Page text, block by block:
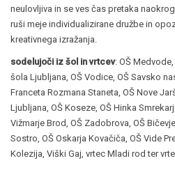
neulovljiva in se ves čas pretaka
ruši meje individualizirane družbe in
kreativnega izražanja.
sodelujoči iz šol in vrtcev: OŠ Medvode,
šola Ljubljana, OŠ Vodice, OŠ Savsko
Franceta Rozmana Staneta, OŠ Nove
Ljubljana, OŠ Koseze, OŠ Hinka
Vižmarje Brod, OŠ Zadobrova, OŠ
Sostro, OŠ Oskarja Kovačiča, OŠ Vide
Kolezija, Viški Gaj, vrtec Mladi rod ter